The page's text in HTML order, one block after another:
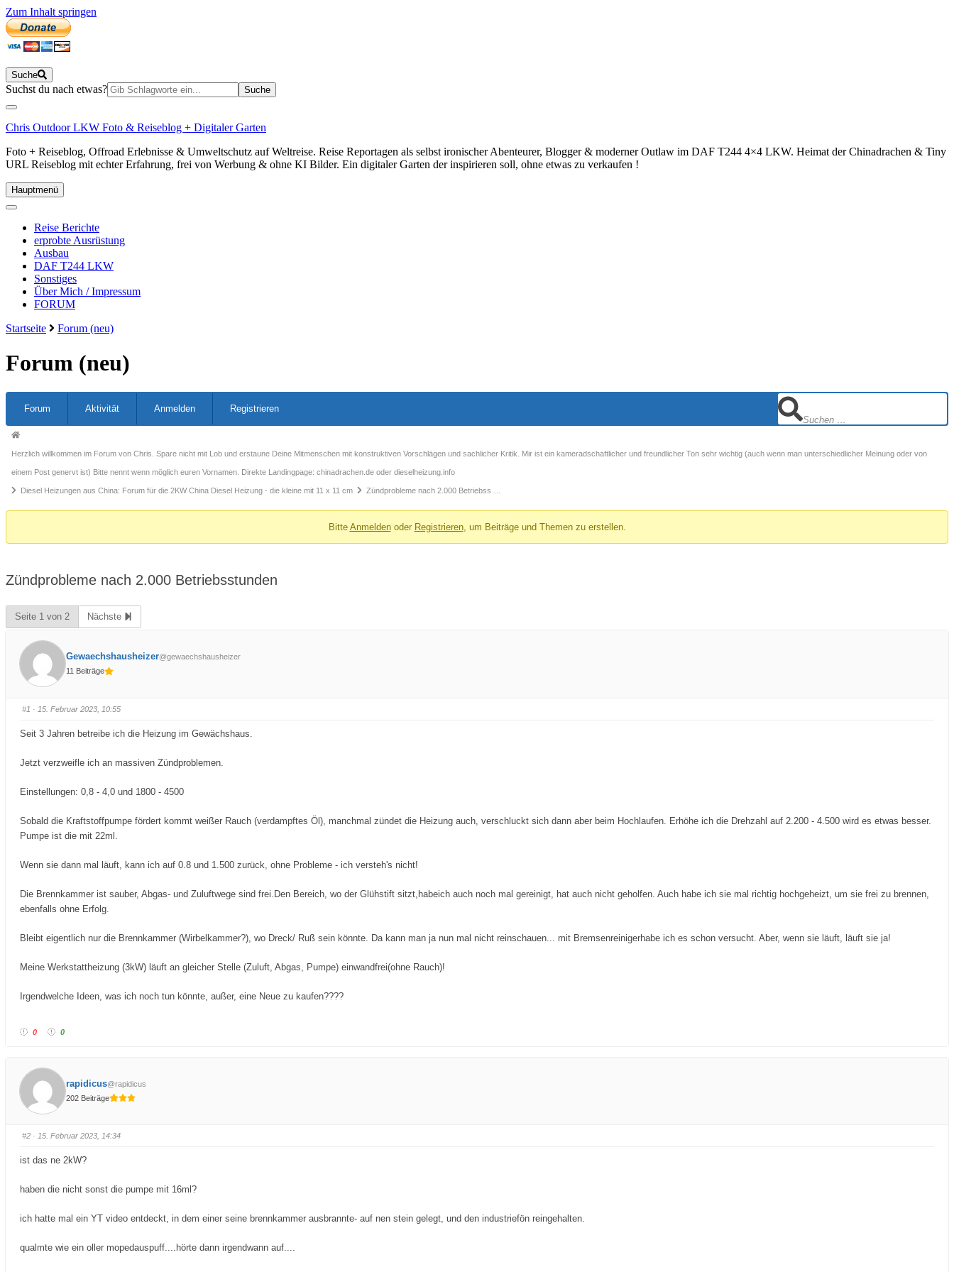
Zum Inhalt springen
Suche
Suchen
Suchst du nach etwas?
Chris Outdoor LKW Foto & Reiseblog + Digitaler Garten
Foto + Reiseblog, Offroad Erlebnisse & Umweltschutz auf Weltreise. Reise Reportagen als selbst ironischer Abenteurer, Blogger & moderner Outlaw im DAF T244 4×4 LKW. Heimat der Chinadrachen & Tiny
URL Reiseblog mit echter Erfahrung, frei von Werbung & ohne KI Bilder. Ein digitaler Garten der inspirieren soll, ohne etwas zu verkaufen !
Hauptmenü
Reise Berichte
erprobte Ausrüstung
Ausbau
DAF T244 LKW
Sonstiges
Über Mich / Impressum
FORUM
Startseite
Forum (neu)
Forum (neu)
Navigation
Forum Aktivität Anmelden Registrieren
Forum-
Breadcrumbs
-
Du
Herzlich willkommen im Forum von Chris. Spare nicht mit Lob und erstaune Deine Mitmenschen mit konstruktiven Vorschlägen und sachlicher Kritik. Mir ist ein kameradschaftlicher und freundlicher Ton sehr wichtig (auch wenn man unterschiedlicher Meinung oder von
einem Post genervt ist) Bitte nennt wenn möglich euren Vornamen. Direkte Landingpage: chinadrachen.de oder dieselheizung.info
Diesel Heizungen aus China: Forum für die 2KW China Diesel Heizung - die kleine mit 11 x 11 cm Zündprobleme nach 2.000 Betriebss …
Bitte Anmeldenoder Registrieren, um Beiträge und Themen zu erstellen.
Zündprobleme nach 2.000 Betriebsstunden
Seite 1 von 2 Nächste
Gewaechshausheizer@gewaechshausheizer
11 Beiträge
#1 · 15. Februar 2023, 10:55
Seit 3 Jahren betreibe ich die Heizung im Gewächshaus.
Jetzt verzweifle ich an massiven Zündproblemen.
Einstellungen: 0,8 - 4,0 und 1800 - 4500
Sobald die Kraftstoffpumpe fördert kommt weißer Rauch (verdampftes Öl), manchmal zündet die Heizung auch, verschluckt sich dann aber beim Hochlaufen. Erhöhe ich die Drehzahl auf 2.200 - 4.500 wird es etwas besser.
Pumpe ist die mit 22ml.
Wenn sie dann mal läuft, kann ich auf 0.8 und 1.500 zurück, ohne Probleme - ich versteh's nicht!
Die Brennkammer ist sauber, Abgas- und Zuluftwege sind frei.Den Bereich, wo der Glühstift sitzt,habeich auch noch mal gereinigt, hat auch nicht geholfen. Auch habe ich sie mal richtig hochgeheizt, um sie frei zu brennen,
ebenfalls ohne Erfolg.
Bleibt eigentlich nur die Brennkammer (Wirbelkammer?), wo Dreck/ Ruß sein könnte. Da kann man ja nun mal nicht reinschauen... mit Bremsenreinigerhabe ich es schon versucht. Aber, wenn sie läuft, läuft sie ja!
Meine Werkstattheizung (3kW) läuft an gleicher Stelle (Zuluft, Abgas, Pumpe) einwandfrei(ohne Rauch)!
Irgendwelche Ideen, was ich noch tun könnte, außer, eine Neue zu kaufen????
0 0
rapidicus@rapidicus
202 Beiträge
#2 · 15. Februar 2023, 14:34
ist das ne 2kW?
haben die nicht sonst die pumpe mit 16ml?
ich hatte mal ein YT video entdeckt, in dem einer seine brennkammer ausbrannte- auf nen stein gelegt, und den industriefön reingehalten.
qualmte wie ein oller mopedauspuff....hörte dann irgendwann auf....